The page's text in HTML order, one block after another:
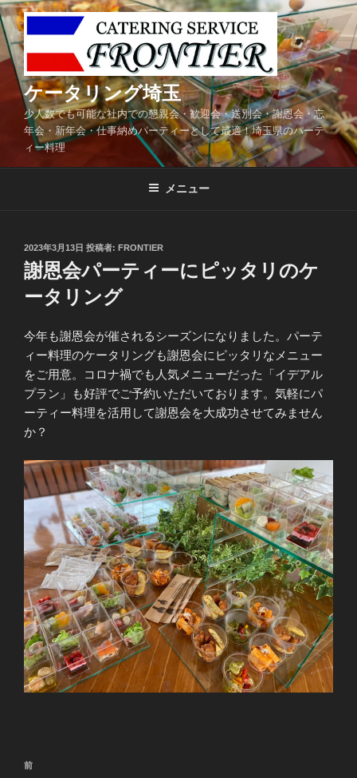
コ
ン
テ
ン
へ
ケータリング埼玉
少人数でも可能な社内での懇親会・歓迎会・送別会・謝恩会・忘
年会・新年会・仕事納めパーティーとして最適！埼玉県のパーテ
ィー料理
メニュー
投
稿
日:
2023年3月13日 投稿者: FRONTIER
謝恩会パーティーにピッタリのケ
ータリング
今年も謝恩会が催されるシーズンになりました。パーテ
ィー料理のケータリングも謝恩会にピッタリなメニュー
をご用意。コロナ禍でも人気メニューだった「イデアル
プラン」も好評でご予約いただいております。気軽にパ
ーティー料理を活用して謝恩会を大成功させてみません
か？
投
前
前